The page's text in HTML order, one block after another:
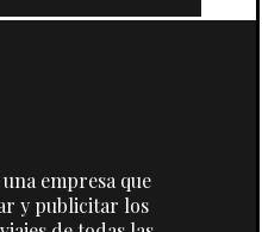
empresa que
y publicitar los